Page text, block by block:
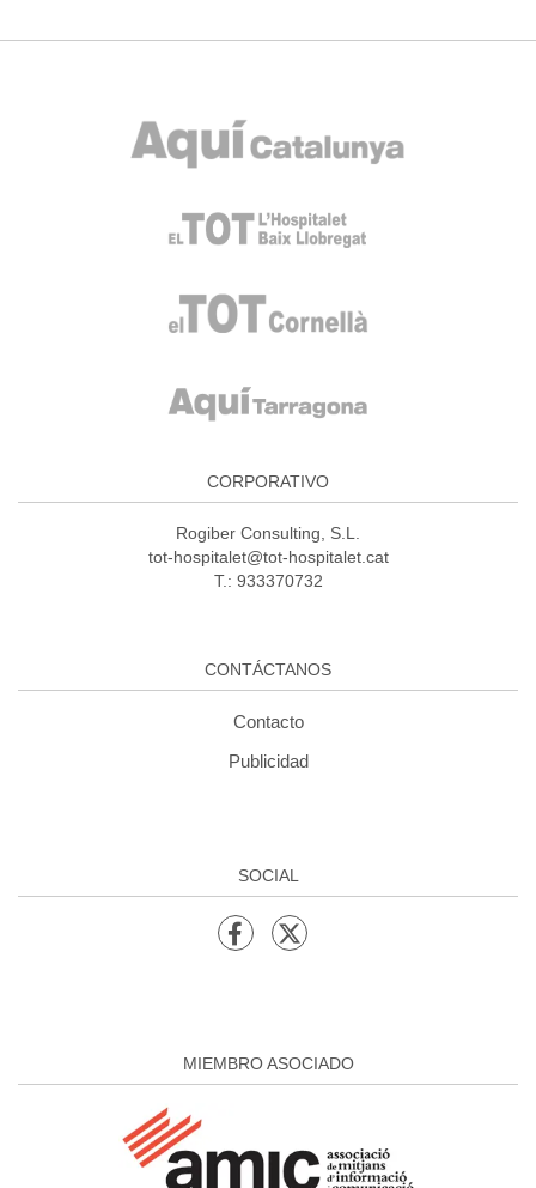
CORPORATIVO
Rogiber Consulting, S.L.
tot-hospitalet@tot-hospitalet.cat
T.: 933370732
CONTÁCTANOS
Contacto
Publicidad
SOCIAL
MIEMBRO ASOCIADO